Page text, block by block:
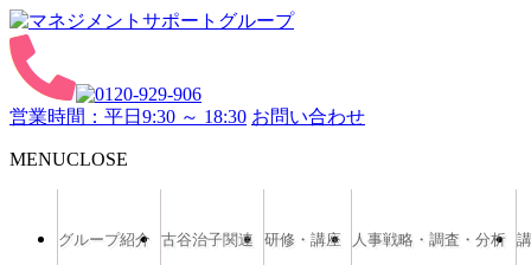
営業時間：平日9:30 ～ 18:30 お問い合わせ
MENUCLOSE
グループ紹介 古谷治子関連 研修・講座 人事戦略・調査・分析